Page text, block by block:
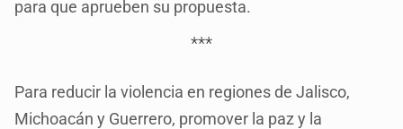
para que aprueben su propuesta.
***
Para reducir la violencia en regiones de Jalisco,
Michoacán y Guerrero, promover la paz y la